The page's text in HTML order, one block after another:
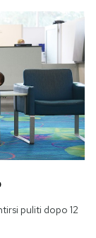
puliti dopo 12